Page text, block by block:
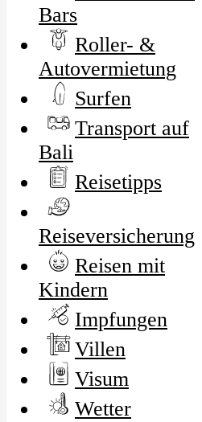
Bars
Roller- &
Autovermietung
Surfen
Transport auf
Bali
Reisetipps
Reiseversicherung
Reisen mit
Kindern
Impfungen
Villen
Visum
Wetter